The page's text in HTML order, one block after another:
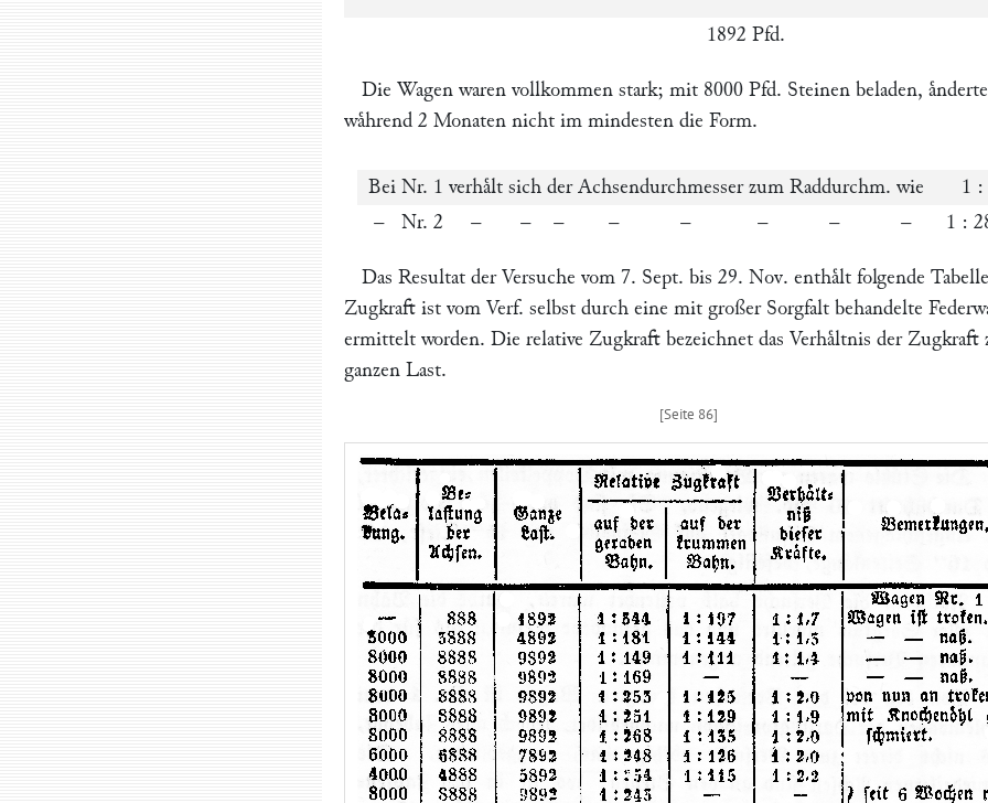
1892 Pfd.
Die Wagen waren vollkommen stark; mit 8000 Pfd. Steinen beladen,
waͤhrend 2 Monaten nicht im mindesten die Form.
Bei Nr. 1 verhaͤlt sich der Achsendurchmesser zum Raddurchm. wie
1 :
– Nr. 2 – – – – – – – –
1 :
Das Resultat der Versuche vom 7. Sept. bis 29. Nov. enthaͤlt folgende
Zugkraft ist vom Verf. selbst durch eine mit großer Sorgfalt behandelte
ermittelt worden. Die relative Zugkraft bezeichnet das Verhaͤltnis der Zugkraft
ganzen Last.